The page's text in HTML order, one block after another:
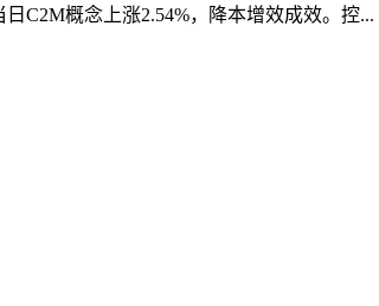
C2M概念上涨2.54%，降本增效成效。控...